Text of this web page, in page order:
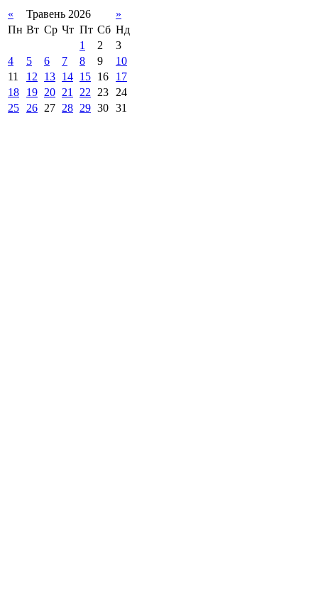
« Травень 2026
»
Пн Вт Ср Чт Пт Сб Нд
1
2
3
4
5 6 7 8 9
10
11
12 13 14 15 16
17
18
19 20 21 22 23
24
25
26 27 28 29 30 31